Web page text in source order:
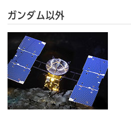
ガンダム以外